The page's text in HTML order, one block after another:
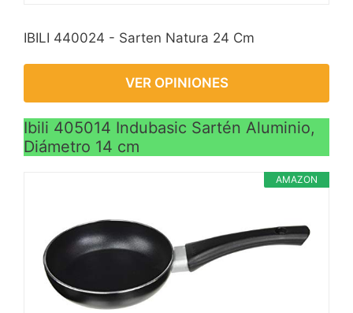
IBILI 440024 - Sarten Natura 24 Cm
VER OPINIONES
Ibili 405014 Indubasic Sartén Aluminio,
Diámetro 14 cm
AMAZON